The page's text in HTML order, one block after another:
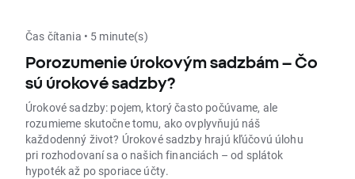
investičné potreby.
Čas čítania • 5 minute(s)
Porozumenie úrokovým sadzbám – Čo
sú úrokové sadzby?
Úrokové sadzby: pojem, ktorý často počúvame, ale
rozumieme skutočne tomu, ako ovplyvňujú náš
každodenný život? Úrokové sadzby hrajú kľúčovú úlohu
pri rozhodovaní sa o našich financiách – od splátok
hypoték až po sporiace účty.